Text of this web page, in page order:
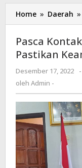
Home » Daerah »
Pasca
Pastikan
Desember 17, 2022 -
oleh Admin -